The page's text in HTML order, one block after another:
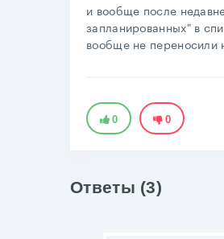
и вообще после
запланированных" в
вообще не переносили
0 0
Ответы (3)